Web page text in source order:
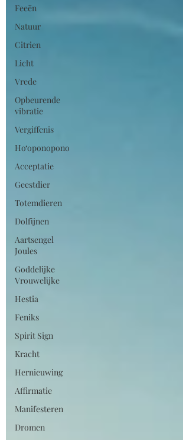
Feeën
Natuur
Citrien
Licht
Vrede
Opbeurende
vibratie
Vergiffenis
Ho‘oponopono
Acceptatie
Geestdier
Totemdieren
Dolfijnen
Aartsengel
Joules
Goddelijke
Vrouwelijke
Hestia
Feniks
Spirit Sign
Kracht
Hernieuwing
Affirmatie
Manifesteren
Dromen